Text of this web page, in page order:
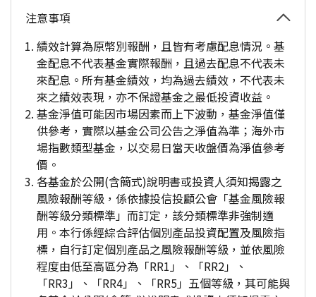
注意事項
績效計算為原幣別報酬，且皆有考慮配息情況。基
金配息不代表基金實際報酬，且過去配息不代表未
來配息。所有基金績效，均為過去績效，不代表未
來之績效表現，亦不保證基金之最低投資收益。
基金淨值可能因市場因素而上下波動，基金淨值僅
供參考，實際以基金公司公告之淨值為準；海外市
場指數類型基金，以交易日當天收盤價為淨值參考
價。
各基金於公開(含簡式)說明書或投資人須知揭露之
風險報酬等級，係依據投信投顧公會「基金風險報
酬等級分類標準」而訂定，該分類標準非強制適
用。本行係經綜合評估個別產品投資配置及風險指
標，自行訂定個別產品之風險報酬等級，並依風險
程度由低至高區分為「RR1」、「RR2」、
「RR3」、「RR4」、「RR5」五個等級，其可能與